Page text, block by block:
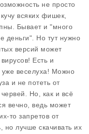
не просто
всяких фишек,
Бывает и "много
деньги". Но тут нужно
версий может
Есть и
веселуха! Можно
и не потеть от
Но, как и всё
вечно, ведь может
то запретов от
лучше скачивать их